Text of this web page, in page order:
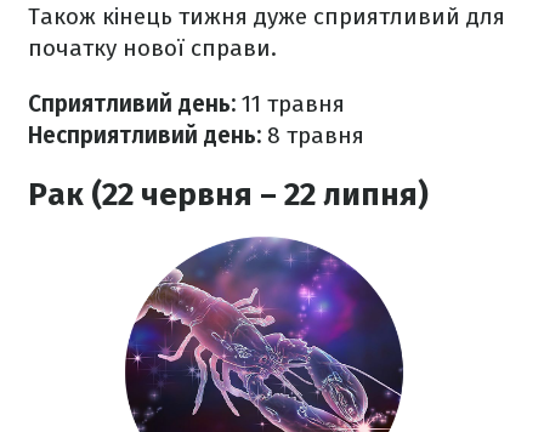
Також кінець тижня дуже сприятливий для
початку нової справи.
Сприятливий день: 11 травня
Несприятливий день: 8 травня
Рак (22 червня – 22 липня)